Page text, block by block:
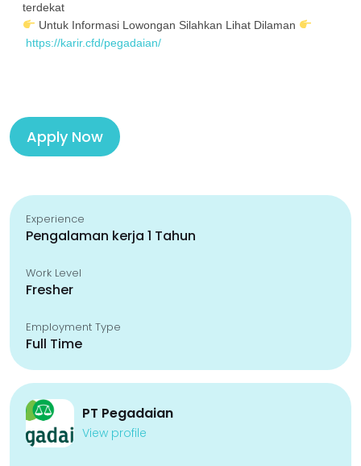
terdekat
Untuk Informasi Lowongan Silahkan Lihat Dilaman
https://karir.cfd/pegadaian/
Apply Now
Experience
Pengalaman kerja 1 Tahun
Work Level
Fresher
Employment Type
Full Time
PT Pegadaian
View profile